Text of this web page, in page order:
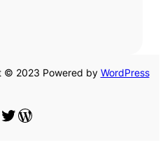
© 2023 Powered by WordPress
Twitter
WordPress